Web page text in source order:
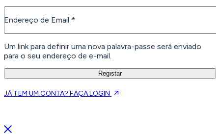
Endereço de Email *
Obrigatório
Um link para definir uma nova palavra-passe será enviado
para o seu endereço de e-mail.
Registar
JÁ TEM UM CONTA? FAÇA LOGIN